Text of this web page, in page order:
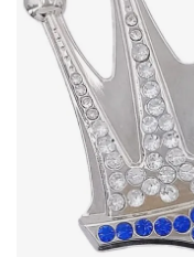
imágenes.